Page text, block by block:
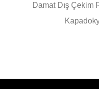
Damat Dış Çekim